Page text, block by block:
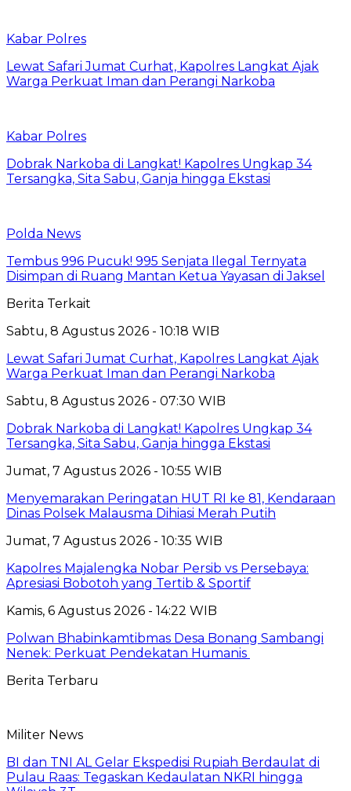
Kabar Polres
Lewat Safari Jumat Curhat, Kapolres Langkat Ajak
Warga Perkuat Iman dan Perangi Narkoba
Kabar Polres
Dobrak Narkoba di Langkat! Kapolres Ungkap 34
Tersangka, Sita Sabu, Ganja hingga Ekstasi
Polda News
Tembus 996 Pucuk! 995 Senjata Ilegal Ternyata
Disimpan di Ruang Mantan Ketua Yayasan di Jaksel
Berita Terkait
Sabtu, 8 Agustus 2026 - 10:18 WIB
Lewat Safari Jumat Curhat, Kapolres Langkat Ajak
Warga Perkuat Iman dan Perangi Narkoba
Sabtu, 8 Agustus 2026 - 07:30 WIB
Dobrak Narkoba di Langkat! Kapolres Ungkap 34
Tersangka, Sita Sabu, Ganja hingga Ekstasi
Jumat, 7 Agustus 2026 - 10:55 WIB
Menyemarakan Peringatan HUT RI ke 81, Kendaraan
Dinas Polsek Malausma Dihiasi Merah Putih
Jumat, 7 Agustus 2026 - 10:35 WIB
Kapolres Majalengka Nobar Persib vs Persebaya:
Apresiasi Bobotoh yang Tertib & Sportif
Kamis, 6 Agustus 2026 - 14:22 WIB
Polwan Bhabinkamtibmas Desa Bonang Sambangi
Nenek: Perkuat Pendekatan Humanis
Berita Terbaru
Militer News
BI dan TNI AL Gelar Ekspedisi Rupiah Berdaulat di
Pulau Raas: Tegaskan Kedaulatan NKRI hingga